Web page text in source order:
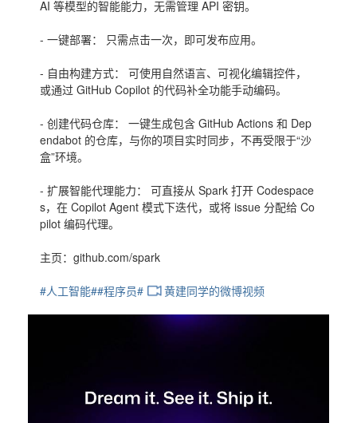
AI 等模型的智能能力，无需管理 API 密钥。
- 一键部署： 只需点击一次，即可发布应用。
- 自由构建方式： 可使用自然语言、可视化编辑控件，
或通过 GitHub Copilot 的代码补全功能手动编码。
- 创建代码仓库： 一键生成包含 GitHub Actions 和 Dep
endabot 的仓库，与你的项目实时同步，不再受限于“沙
盒”环境。
- 扩展智能代理能力： 可直接从 Spark 打开 Codespace
s，在 Copilot Agent 模式下迭代，或将 issue 分配给 Co
pilot 编码代理。
主页：github.com/spark
#人工智能##程序员# 黄建同学的微博视频